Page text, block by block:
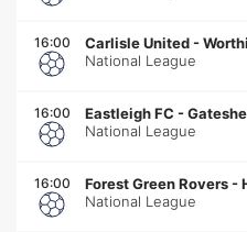
16:00 Carlisle United -
National League
16:00 Eastleigh FC -
National League
16:00 Forest Green Rovers -
National League